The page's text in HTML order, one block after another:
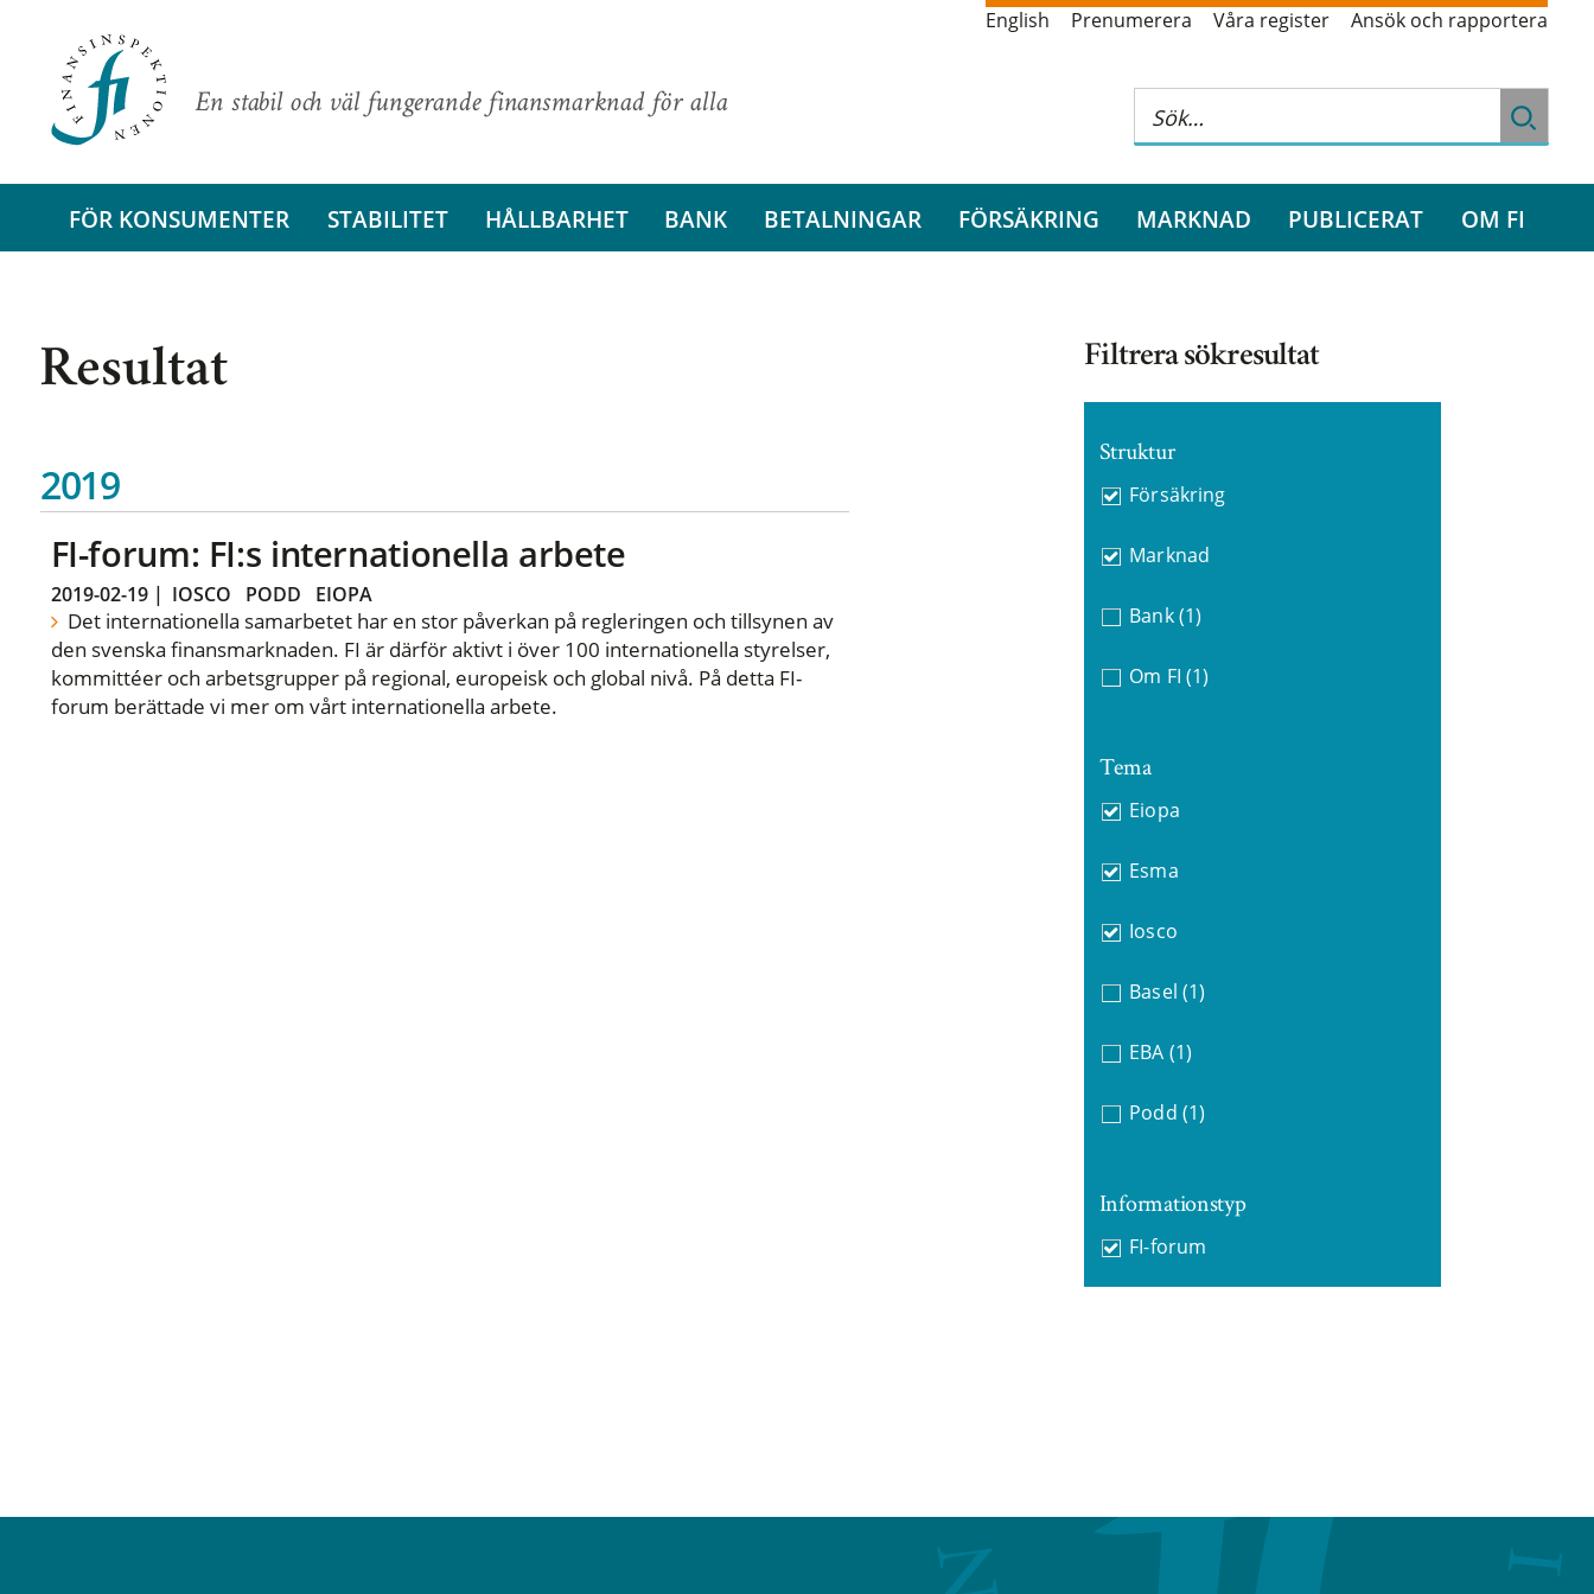
En stabil och väl fungerande finansmarknad för alla
English Prenumerera Våra register Ansök och rapportera
FÖR KONSUMENTER STABILITET HÅLLBARHET BANK BETALNINGAR FÖRSÄKRING MARKNAD PUBLICERAT OM FI
Resultat
2019
FI-forum: FI:s internationella arbete
2019-02-19| IOSCO PODD EIOPA
Det internationella samarbetet har en stor påverkan på regleringen och tillsynen av
den svenska finansmarknaden. FI är därför aktivt i över 100 internationella styrelser,
kommittéer och arbetsgrupper på regional, europeisk och global nivå. På detta FI-
forum berättade vi mer om vårt internationella arbete.
Filtrera sökresultat
Struktur
Försäkring
Marknad
Bank (1)
Om FI (1)
Tema
Eiopa
Esma
Iosco
Basel (1)
EBA (1)
Podd (1)
Informationstyp
FI-forum